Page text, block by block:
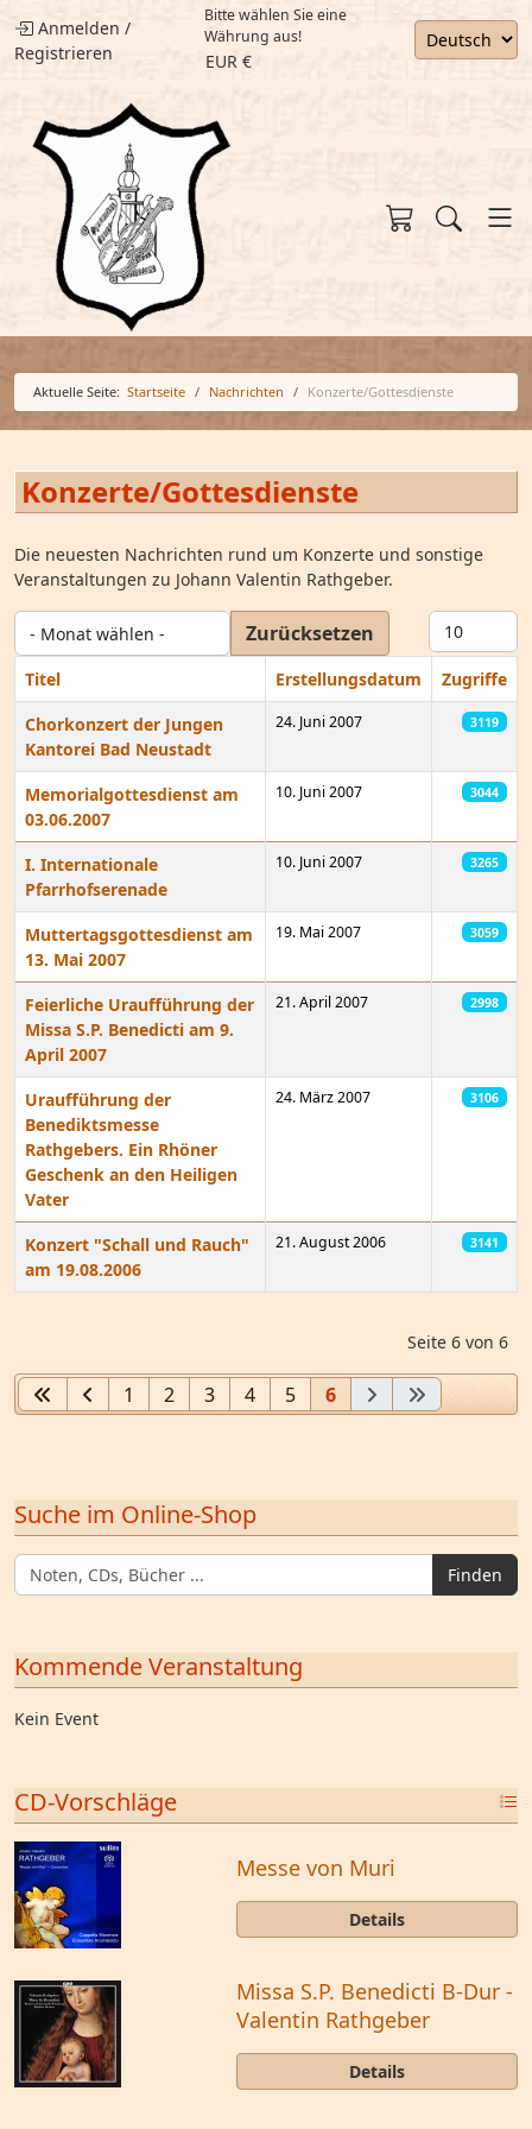
Anmelden /
Registrieren
Bitte wählen Sie eine
Währung aus!
EUR €
Aktuelle Seite: Startseite Nachrichten Konzerte/Gottesdienste
Konzerte/Gottesdienste
Die neuesten Nachrichten rund um Konzerte und sonstige
Veranstaltungen zu Johann Valentin Rathgeber.
- Monat wählen -
Zurücksetzen Anzeige #
Titel Erstellungsdatum
Zugriffe
Chorkonzert der Jungen
Kantorei Bad Neustadt
24. Juni 2007 3119
Memorialgottesdienst am
03.06.2007
10. Juni 2007 3044
I. Internationale
Pfarrhofserenade
10. Juni 2007 3265
Muttertagsgottesdienst am
13. Mai 2007
19. Mai 2007 3059
Feierliche Uraufführung der
Missa S.P. Benedicti am 9.
April 2007
21. April 2007 2998
Uraufführung der
Benediktsmesse
Rathgebers. Ein Rhöner
Geschenk an den Heiligen
Vater
24. März 2007 3106
Konzert "Schall und Rauch"
am 19.08.2006
21. August 2006 3141
Seite 6 von 6
1 2 3 4 5 6
Suche im Online-Shop
Finden
Kommende Veranstaltung
Kein Event
CD-Vorschläge
Messe von Muri
Details
Missa S.P. Benedicti B-Dur -
Valentin Rathgeber
Details